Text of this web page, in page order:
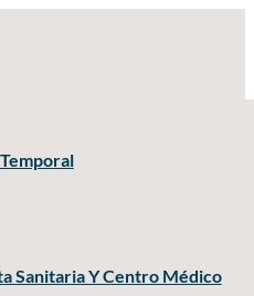
Sanitaria Y Centro Médico